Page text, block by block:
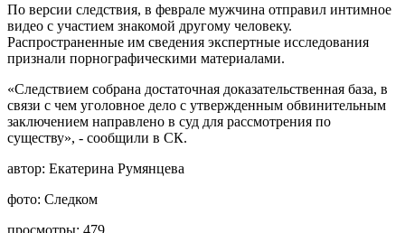
По версии следствия, в феврале мужчина отправил интимное
видео с участием знакомой другому человеку.
Распространенные им сведения экспертные исследования
признали порнографическими материалами.
«Следствием собрана достаточная доказательственная база, в
связи с чем уголовное дело с утвержденным обвинительным
заключением направлено в суд для рассмотрения по
существу», - сообщили в СК.
автор: Екатерина Румянцева
фото: Следком
просмотры: 479